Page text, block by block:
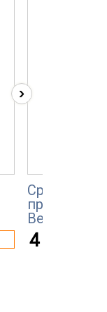
Средство
Berger L91
4 000 р.
›